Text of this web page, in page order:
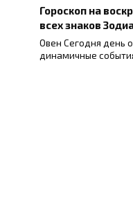
Гороскоп на
всех знаков
Овен Сегодня день
динамичные